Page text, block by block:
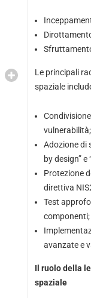
Le principali
spaziale
vulnerabilità;
Adozione di
by design”
Protezione
direttiva
Test
componenti;
avanzate e
Il ruolo della
spaziale